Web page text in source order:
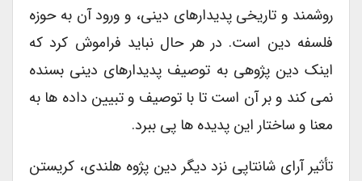
روشمند و تاریخی پدیدارهای دینی، و ورود آن به حوزه
فلسفه دین است. در هر حال نباید فراموش کرد که
اینک دین پژوهی به توصیف پدیدارهای دینی بسنده
نمی کند و بر آن است تا با توصیف و تبیین داده ها به
معنا و ساختار این پدیده ها پی ببرد.
تأثیر آرای شانتاپی نزد دیگر دین پژوه هلندی، کریستن